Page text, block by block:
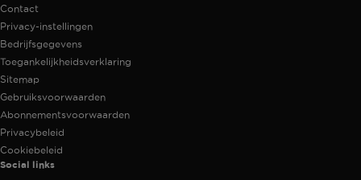
Contact
Privacy-instellingen
Bedrijfsgegevens
Toegankelijkheidsverklaring
Sitemap
Gebruiksvoorwaarden
Abonnementsvoorwaarden
Privacybeleid
Cookiebeleid
Social links